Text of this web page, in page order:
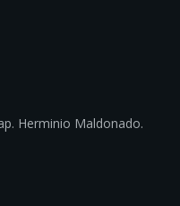
Herminio Maldonado.